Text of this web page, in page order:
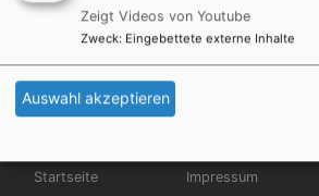
Hauptnavigation
Startseite Fußbereichsmenü
Impressum
Zeigt Videos von Youtube
Zweck: Eingebettete externe Inhalte
Auswahl akzeptieren